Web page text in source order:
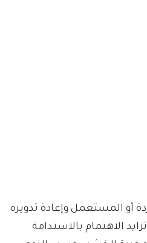
المستعمل وإعادة تدويره
الاهتمام بالاستدامة